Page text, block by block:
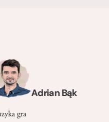
Adrian Bąk